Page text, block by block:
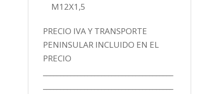
M12X1,5
PRECIO IVA Y TRANSPORTE
PENINSULAR INCLUIDO EN EL
PRECIO